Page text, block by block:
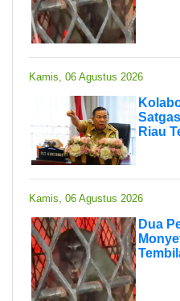
Kamis, 06 Agustus 2026
Riau
Kamis, 06 Agustus 2026
Dua